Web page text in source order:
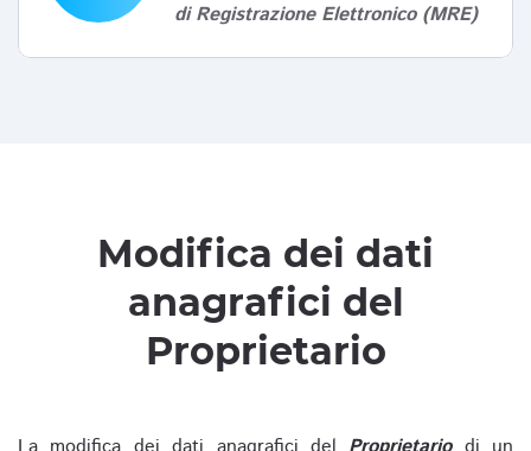
di Registrazione Elettronico (MRE)
Modifica dei dati
anagrafici del
Proprietario